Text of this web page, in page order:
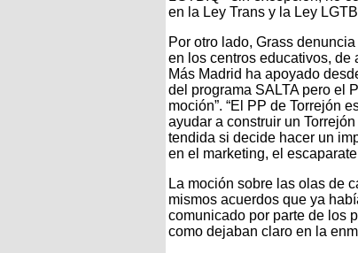
en la Ley Trans y la Ley
Por otro lado, Grass
en los centros educativos, de
Más Madrid ha apoyado
del programa SALTA pero el
moción”. “El PP de Torrejón
ayudar a construir un
tendida si decide hacer un
en el marketing, el
La moción sobre las olas de
mismos acuerdos que ya
comunicado por parte de los
como dejaban claro en la